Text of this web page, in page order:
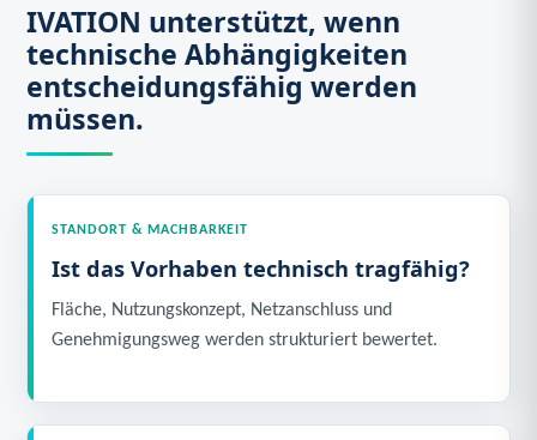
IVATION unterstützt, wenn
technische Abhängigkeiten
entscheidungsfähig werden
müssen.
STANDORT & MACHBARKEIT
Ist das Vorhaben technisch tragfähig?
Fläche, Nutzungskonzept, Netzanschluss und
Genehmigungsweg werden strukturiert bewertet.